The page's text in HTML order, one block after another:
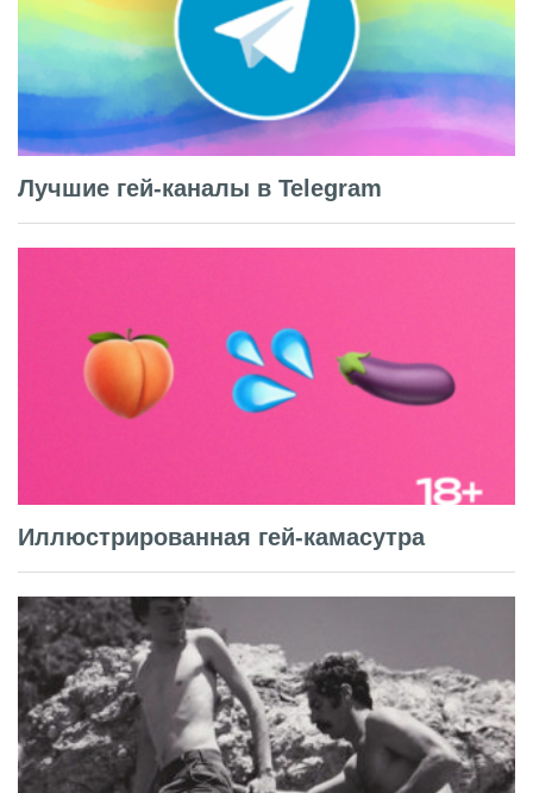
Лучшие гей-каналы в Telegram
Иллюстрированная гей-камасутра